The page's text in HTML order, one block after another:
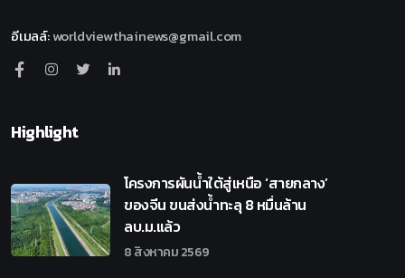
อีเมลล์:worldviewthainews@gmail.com
Highlight
โครงการผันน้ำใต้สู่เหนือ ‘สายกลาง’
ของจีน ขนส่งน้ำทะลุ 8 หมื่นล้าน
ลบ.ม.แล้ว
8 สิงหาคม 2569